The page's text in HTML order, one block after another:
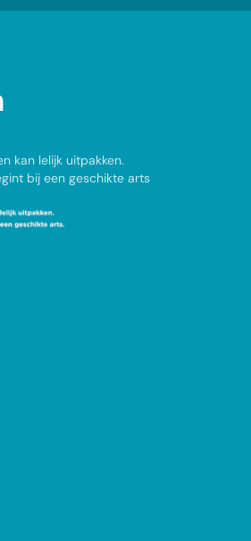
kan lelijk uitpakken.
bij een geschikte arts